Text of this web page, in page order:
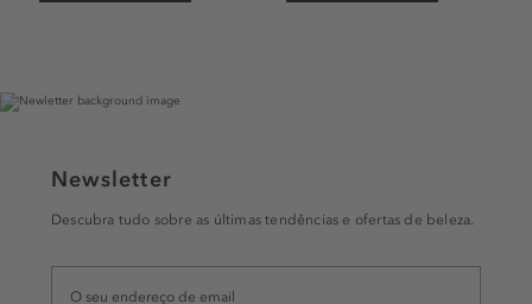
Newsletter
Descubra tudo sobre as últimas tendências e ofertas de beleza.